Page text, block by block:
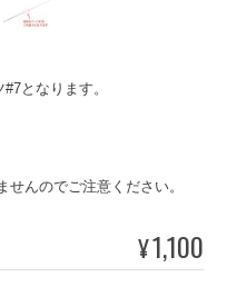
となります。
んのでご注意ください。
¥1,100